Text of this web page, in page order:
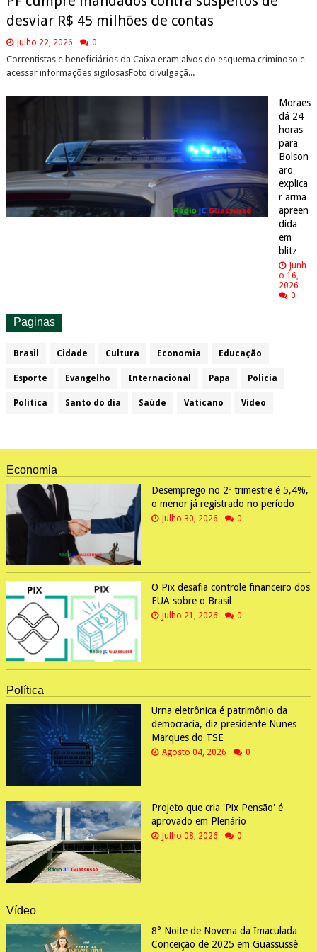
desviar R$ 45 milhões de contas
Julho 22, 2026 0
Correntistas e beneficiários da Caixa eram alvos do esquema criminoso e
acessar informações sigilosasFoto divulgaçã...
Moraes
dá 24
horas
para
Bolson
aro
explica
r arma
apreen
dida
em
blitz
Junh
o 16,
2026
0
Paginas
Brasil Cidade Cultura Economia Educação
Esporte Evangelho Internacional Papa Policia
Política Santo do dia Saúde Vaticano Video
Economia
Desemprego no 2º trimestre é 5,4%,
o menor já registrado no período
Julho 30, 2026 0
O Pix desafia controle financeiro dos
EUA sobre o Brasil
Julho 21, 2026 0
Política
Urna eletrônica é patrimônio da
democracia, diz presidente Nunes
Marques do TSE
Agosto 04, 2026 0
Projeto que cria 'Pix Pensão' é
aprovado em Plenário
Julho 08, 2026 0
Vídeo
8° Noite de Novena da Imaculada
Conceição de 2025 em Guassussê